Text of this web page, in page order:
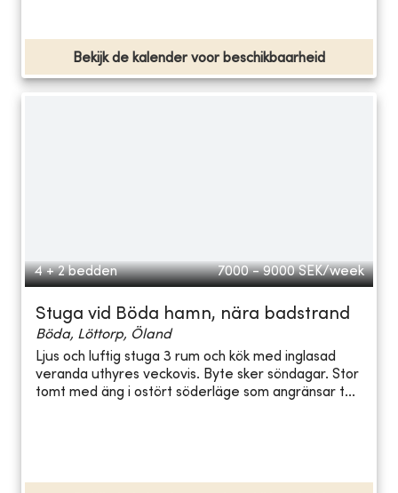
Bekijk de kalender voor beschikbaarheid
4 + 2 bedden 7000 - 9000 SEK/week
Stuga vid Böda hamn, nära badstrand
Böda, Löttorp, Öland
Ljus och luftig stuga 3 rum och kök med inglasad
veranda uthyres veckovis. Byte sker söndagar. Stor
tomt med äng i ostört söderläge som angränsar t...